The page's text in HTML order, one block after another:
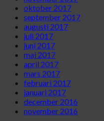
oktober 2017
september 2017
augusti 2017
juli 2017
juni 2017
maj 2017
april 2017
mars 2017
februari 2017
januari 2017
december 2016
november 2016